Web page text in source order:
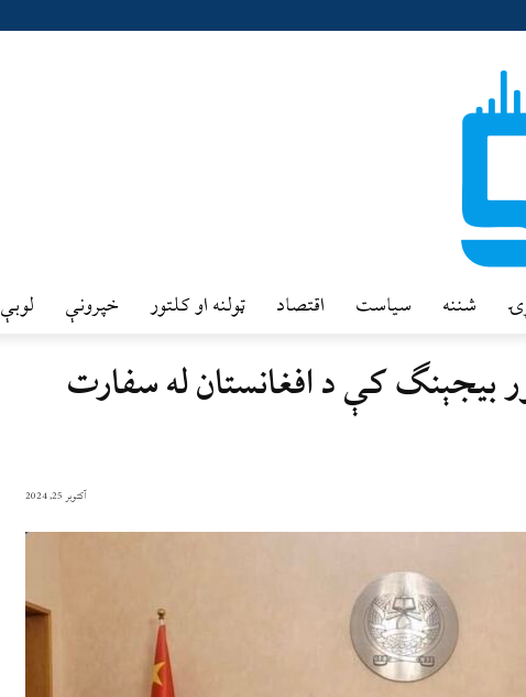
شننه سیاست اقتصاد ټولنه او کلتور خپرونې لوبې
بیجېنګ کې د افغانستان له سفارت
آکتوبر 25, 2024